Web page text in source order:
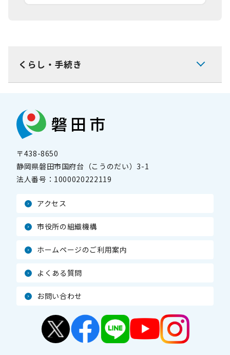
くらし・手続き
〒438-8650
静岡県磐田市国府台（こうのだい）3-1
法人番号： 1000020222119
アクセス
市役所の組織機構
ホームページのご利用案内
よくある質問
お問い合わせ